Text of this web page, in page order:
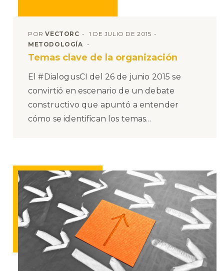
PORVECTORC
1 DE JULIO DE 2015
METODOLOGÍA
Temas clave de la organización
El #DialogusCI del 26 de junio 2015 se
convirtió en escenario de un debate
constructivo que apuntó a entender
cómo se identifican los temas...